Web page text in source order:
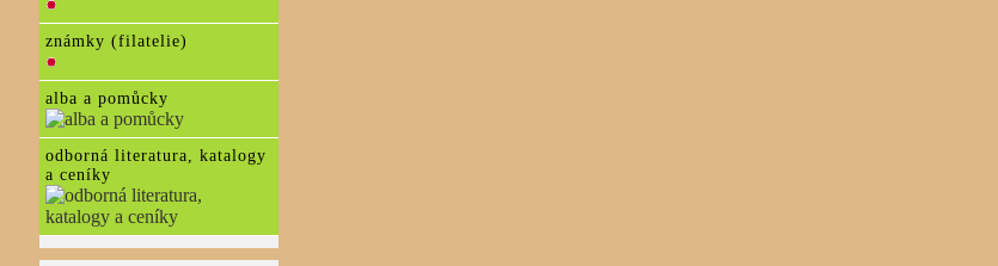
známky (filatelie)
alba a pomůcky
odborná literatura, katalogy
a ceníky